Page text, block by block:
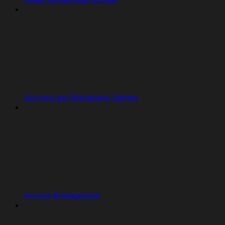
Account and Workspace Admins
Access Management